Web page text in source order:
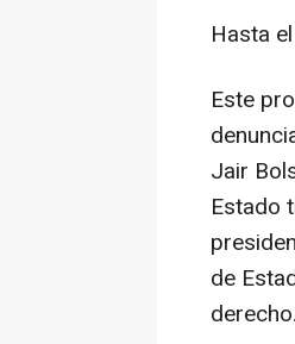
Hasta
Este
Jair
Estado
de
derecho.